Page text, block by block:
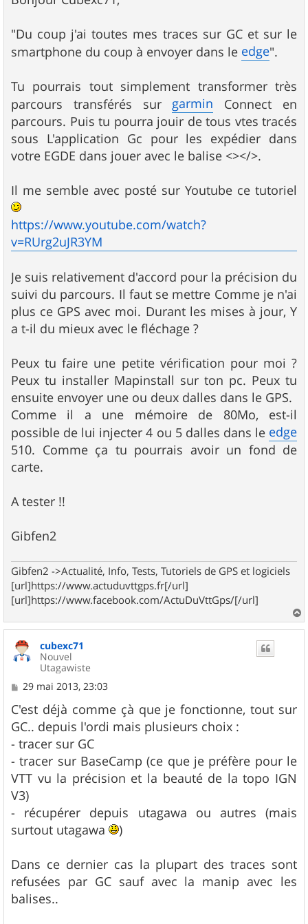
s
g
e
"Du coup j'ai toutes mes traces sur GC et sur le
smartphone du coup à envoyer dans le edge".
Tu pourrais tout simplement transformer très
parcours transférés surgarmin Connect en
parcours. Puis tu pourra jouir de tous vtes tracés
sous L'application Gc pour les expédier dans
votre EGDE dans jouer avec le balise <></>.
Il me semble avec posté sur Youtube ce tutoriel
https://www.youtube.com/watch?
v=RUrg2uJR3YM
Je suis relativement d'accord pour la précision du
suivi du parcours. Il faut se mettre Comme je n'ai
plus ce GPS avec moi. Durant les mises à jour, Y
a t-il du mieux avec le fléchage ?
Peux tu faire une petite vérification pour moi ?
Peux tu installer Mapinstall sur ton pc. Peux tu
ensuite envoyer une ou deux dalles dans le GPS.
Comme il a une mémoire de 80Mo, est-il
possible de lui injecter 4 ou 5 dalles dans le edge
510. Comme ça tu pourrais avoir un fond de
carte.
A tester !!
Gibfen2
Gibfen2 ->Actualité, Info, Tests, Tutoriels de GPS et logiciels
[url]https://www.actuduvttgps.fr[/url]
[url]https://www.facebook.com/ActuDuVttGps/[/url]
a
cubexc71
Nouvel
Utagawiste
M
s
s
a
g
e
29 mai 2013, 23:03
C'est déjà comme çà que je fonctionne, tout sur
GC.. depuis l'ordi mais plusieurs choix :
- tracer sur GC
- tracer sur BaseCamp (ce que je préfère pour le
VTT vu la précision et la beauté de la topo IGN
V3)
- récupérer depuis utagawa ou autres (mais
surtout utagawa
)
Dans ce dernier cas la plupart des traces sont
refusées par GC sauf avec la manip avec les
balises..